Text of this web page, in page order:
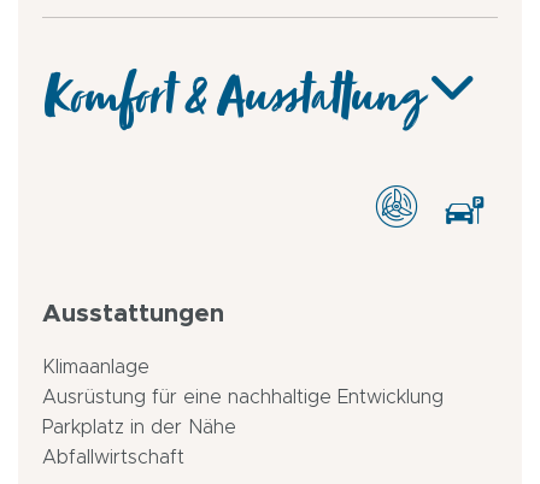
Komfort & Ausstattung
Ausstattungen
Klimaanlage
Ausrüstung für eine nachhaltige Entwicklung
Parkplatz in der Nähe
Abfallwirtschaft